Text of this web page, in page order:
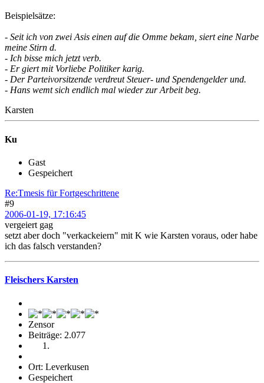
Beispielsätze:
- Seit ich von zwei Asis einen auf die Omme bekam, siert eine Narbe
meine Stirn d.
- Ich bisse mich jetzt verb.
- Er giert mit Vorliebe Politiker karig.
- Der Parteivorsitzende verdreut Steuer- und Spendengelder und.
- Hans wemt sich endlich mal wieder zur Arbeit beg.
Karsten
Ku
Gast
Gespeichert
Re:Tmesis für Fortgeschrittene
#9
2006-01-19, 17:16:45
vergeiert gag
setzt aber doch "verkackeiern" mit K wie Karsten voraus, oder habe
ich das falsch verstanden?
Fleischers Karsten
Zensor
Beiträge: 2.077
Ort: Leverkusen
Gespeichert